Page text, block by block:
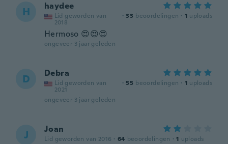
H haydee
Lid geworden van
2018
· 33 beoordelingen · 1 uploads
Hermoso 😍😍😍
ongeveer 3 jaar geleden
D Debra
Lid geworden van
2021
· 55 beoordelingen · 1 uploads
ongeveer 3 jaar geleden
J Joan
Lid geworden van 2016 · 64 beoordelingen · 1 uploads